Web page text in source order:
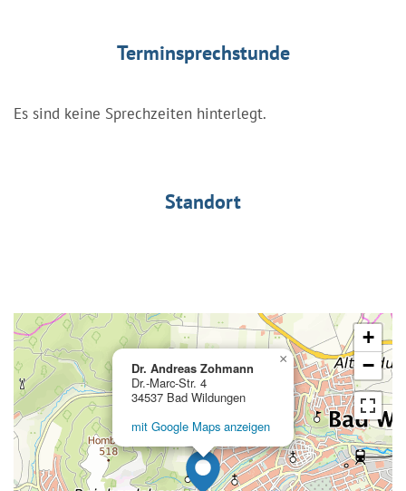
Terminsprechstunde
Es sind keine Sprechzeiten hinterlegt.
Standort
Dr. Andreas Zohmann
Dr.-Marc-Str. 4
34537 Bad Wildungen
mit Google Maps anzeigen
×
+
−